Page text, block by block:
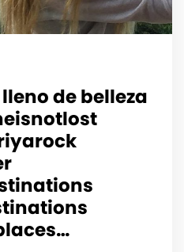
de belleza